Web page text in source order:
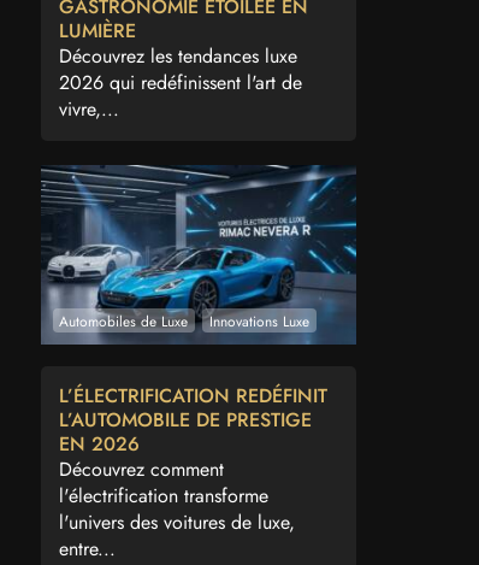
GASTRONOMIE ÉTOILÉE EN
LUMIÈRE
Découvrez les tendances luxe
2026 qui redéfinissent l'art de
vivre,...
Automobiles de Luxe Innovations Luxe
L’ÉLECTRIFICATION REDÉFINIT
L’AUTOMOBILE DE PRESTIGE
EN 2026
Découvrez comment
l'électrification transforme
l'univers des voitures de luxe,
entre...